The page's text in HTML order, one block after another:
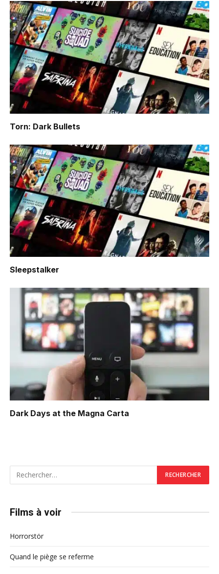
Torn: Dark Bullets
Sleepstalker
Dark Days at the Magna Carta
Films à voir
Horrorstör
Quand le piège se referme